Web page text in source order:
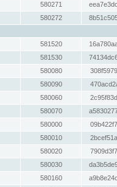
580271
580272
581520
581530
580080
580090
580060
580070
580000
580010
580020
580030
580160